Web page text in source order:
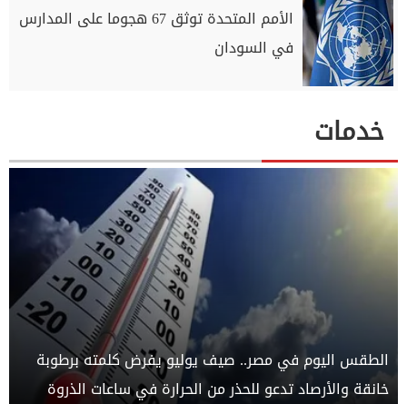
الأمم المتحدة توثق 67 هجوما على المدارس
في السودان
خدمات
الطقس اليوم في مصر.. صيف يوليو يفرض كلمته برطوبة
خانقة والأرصاد تدعو للحذر من الحرارة في ساعات الذروة